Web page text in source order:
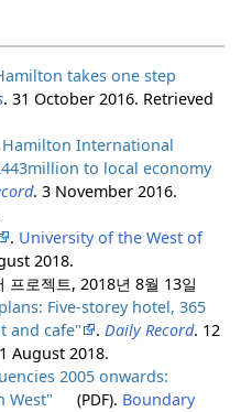
takes one step
. 31 October 2016. Retrieved
Hamilton International
to local economy
. 3 November 2016.
. University of the West of
2018.
프로젝트, 2018년 8월 13일
Five-storey hotel, 365
and cafe"
.Daily Record. 12
1 August 2018.
2005 onwards:
West"
(PDF). Boundary